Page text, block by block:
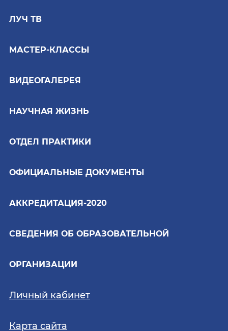
ЛУЧ ТВ
МАСТЕР-КЛАССЫ
ВИДЕОГАЛЕРЕЯ
НАУЧНАЯ ЖИЗНЬ
ОТДЕЛ ПРАКТИКИ
ОФИЦИАЛЬНЫЕ ДОКУМЕНТЫ
АККРЕДИТАЦИЯ-2020
СВЕДЕНИЯ ОБ ОБРАЗОВАТЕЛЬНОЙ
ОРГАНИЗАЦИИ
Личный кабинет
Карта сайта